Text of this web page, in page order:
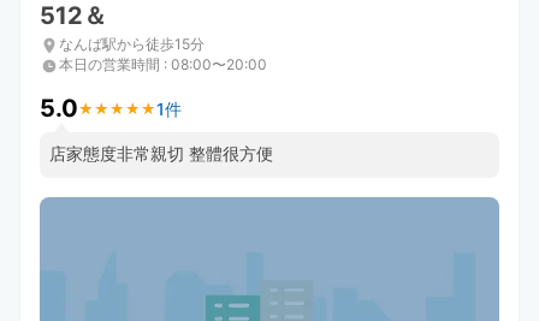
512＆
なんば駅から徒歩15分
本日の営業時間 : 08:00〜20:00
5.0★ ★ ★ ★ ★
★ ★ ★ ★ ★1件
店家態度非常親切 整體很方便